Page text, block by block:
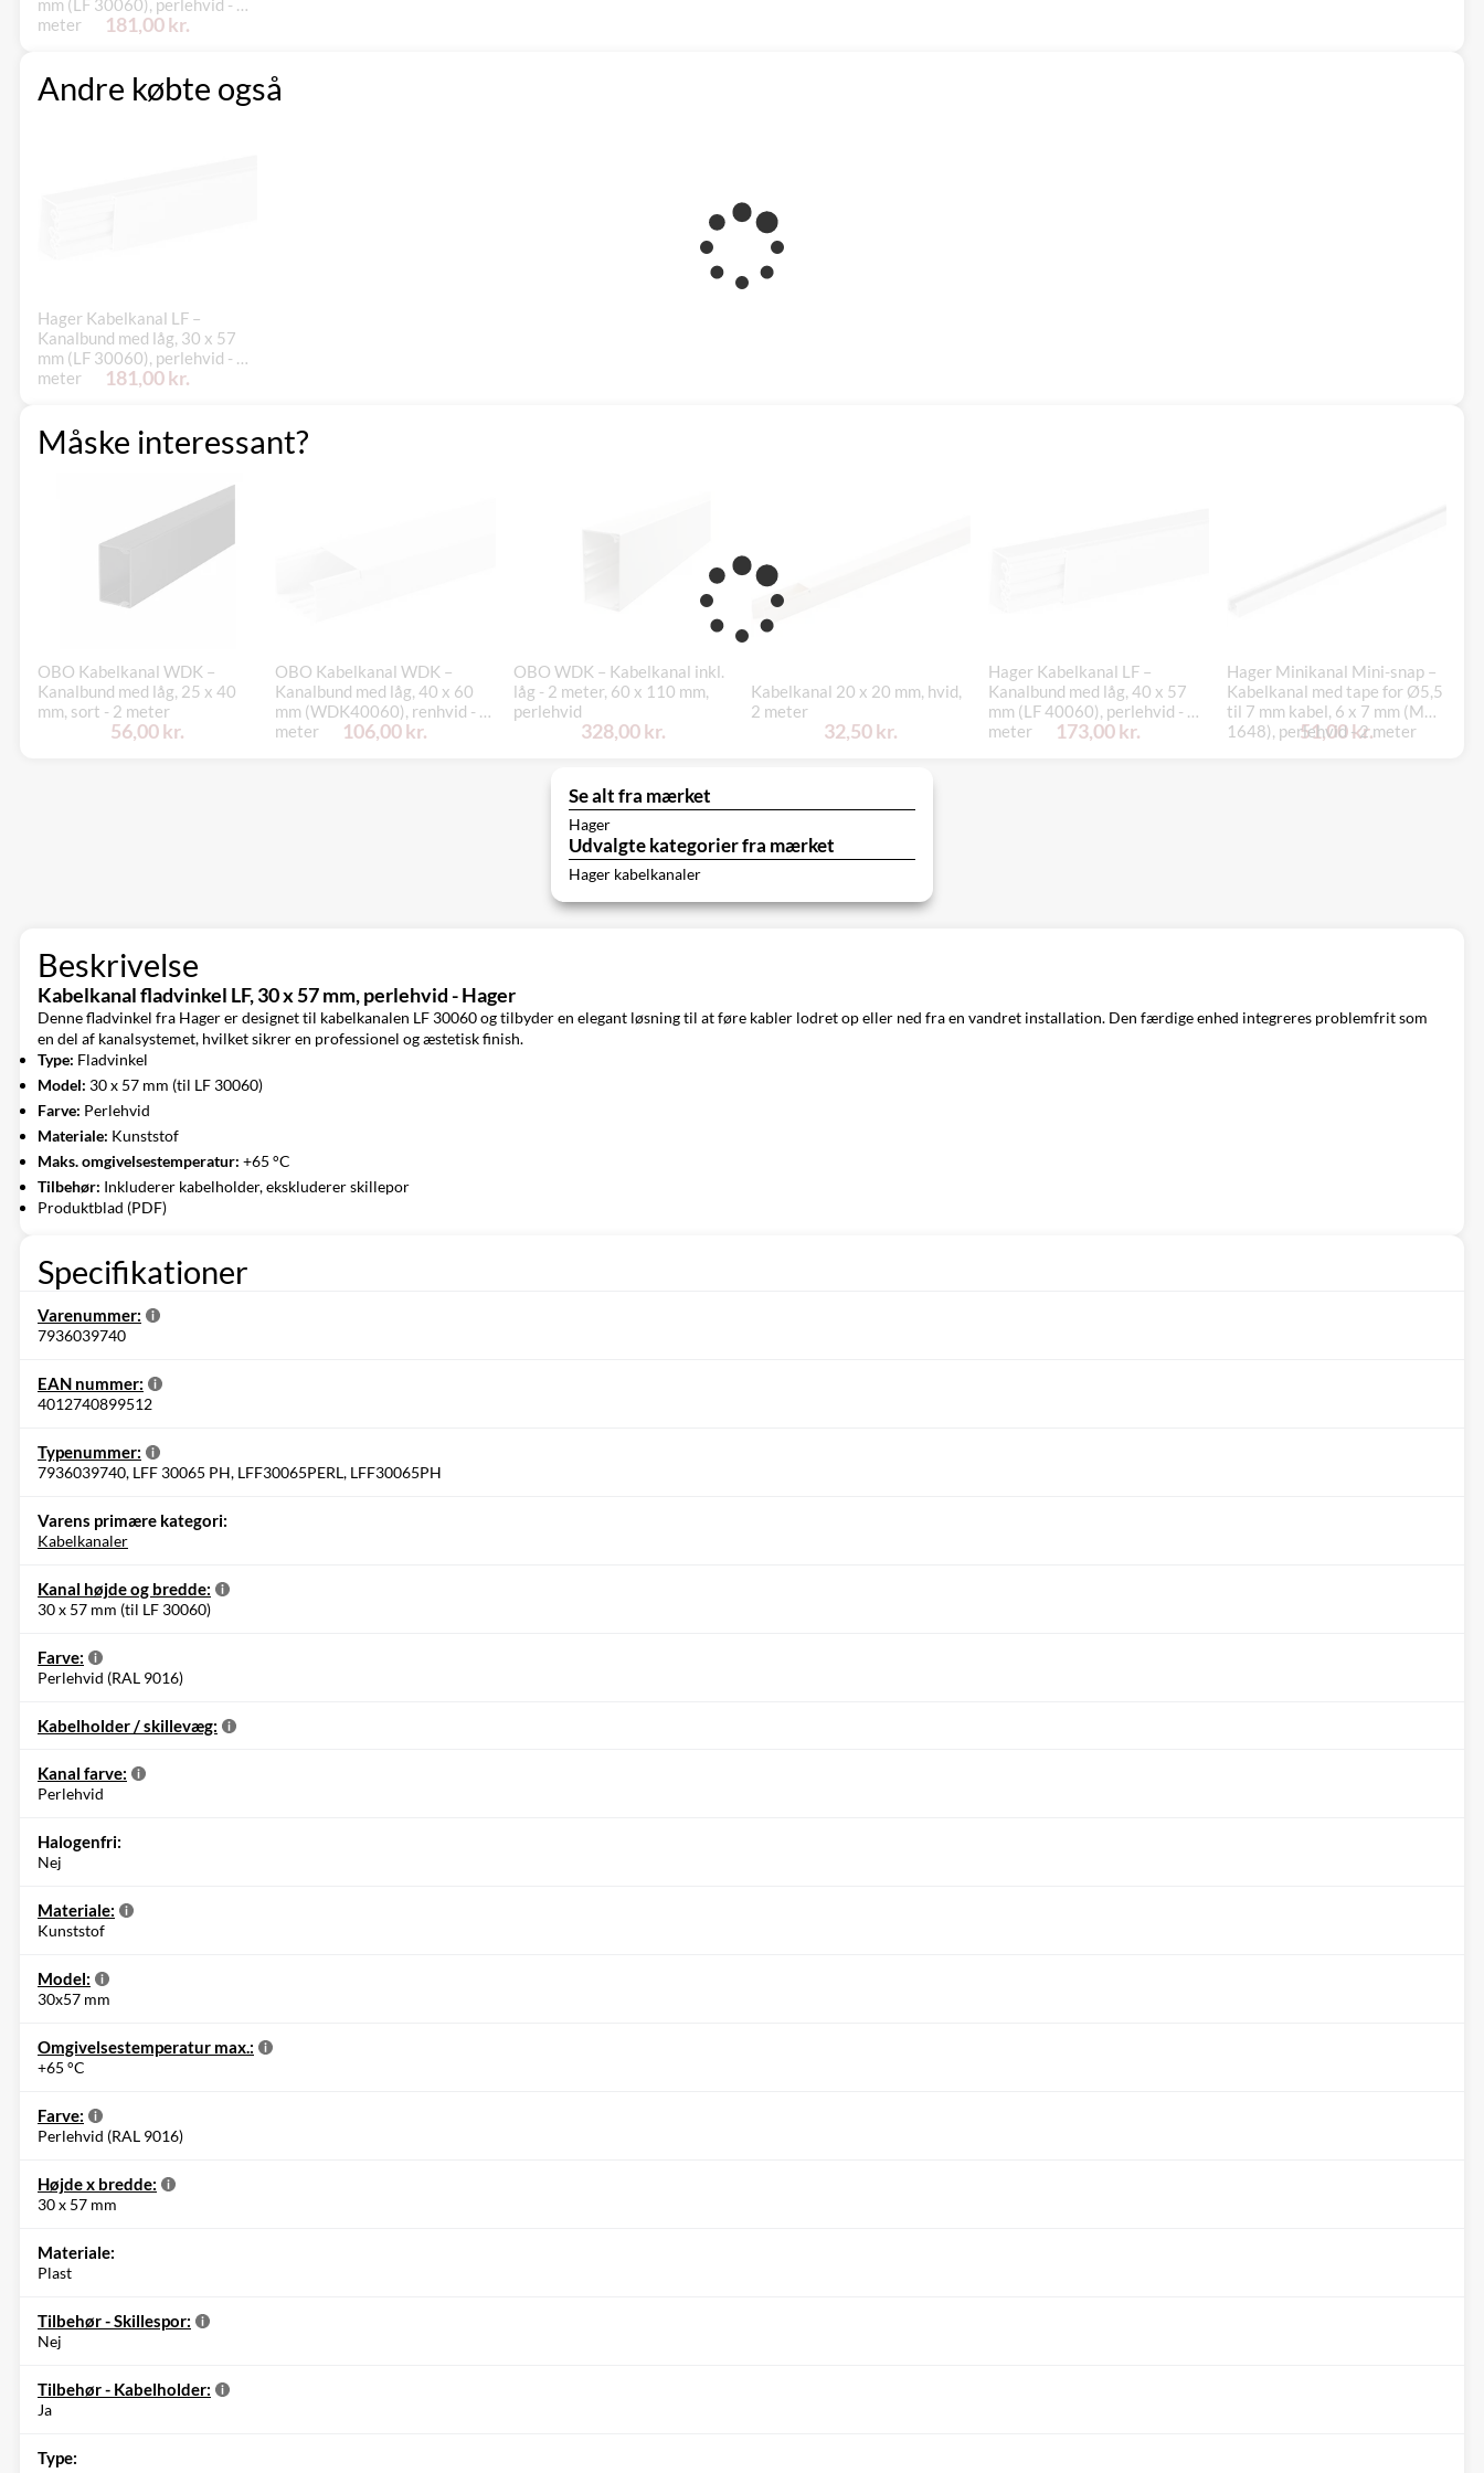
mm (LF 30060), perlehvid - 2
meter
181,00 kr.
Andre købte også
Hager Kabelkanal LF –
Kanalbund med låg, 30 x 57
mm (LF 30060), perlehvid - 2
meter
181,00 kr.
Måske interessant?
OBO Kabelkanal WDK –
Kanalbund med låg, 25 x 40
mm, sort - 2 meter
56,00 kr.
OBO Kabelkanal WDK –
Kanalbund med låg, 40 x 60
mm (WDK40060), renhvid - 2
meter
106,00 kr.
OBO WDK – Kabelkanal inkl.
låg - 2 meter, 60 x 110 mm,
perlehvid
328,00 kr.
Kabelkanal 20 x 20 mm, hvid,
2 meter
32,50 kr.
Hager Kabelkanal LF –
Kanalbund med låg, 40 x 57
mm (LF 40060), perlehvid - 2
meter
173,00 kr.
Hager Minikanal Mini-snap –
Kabelkanal med tape for Ø5,5
til 7 mm kabel, 6 x 7 mm (M
1648), perlehvid - 2 meter
51,00 kr.
Se alt fra mærket
Hager
Udvalgte kategorier fra mærket
Hager kabelkanaler
Beskrivelse
Kabelkanal fladvinkel LF, 30 x 57 mm, perlehvid - Hager
Denne fladvinkel fra Hager er designet til kabelkanalen LF 30060 og tilbyder en elegant løsning til at føre kabler lodret op eller ned fra en vandret installation. Den færdige enhed integreres problemfrit som
en del af kanalsystemet, hvilket sikrer en professionel og æstetisk finish.
Type: Fladvinkel
Model: 30 x 57 mm (til LF 30060)
Farve: Perlehvid
Materiale: Kunststof
Maks. omgivelsestemperatur: +65 °C
Tilbehør: Inkluderer kabelholder, ekskluderer skillepor
Produktblad (PDF)
Specifikationer
Varenummer:
7936039740
EAN nummer:
4012740899512
Typenummer:
7936039740, LFF 30065 PH, LFF30065PERL, LFF30065PH
Varens primære kategori:
Kabelkanaler
Kanal højde og bredde:
30 x 57 mm (til LF 30060)
Farve:
Perlehvid (RAL 9016)
Kabelholder / skillevæg:
Kanal farve:
Perlehvid
Halogenfri:
Nej
Materiale:
Kunststof
Model:
30x57 mm
Omgivelsestemperatur max.:
+65 °C
Farve:
Perlehvid (RAL 9016)
Højde x bredde:
30 x 57 mm
Materiale:
Plast
Tilbehør - Skillespor:
Nej
Tilbehør - Kabelholder:
Ja
Type: